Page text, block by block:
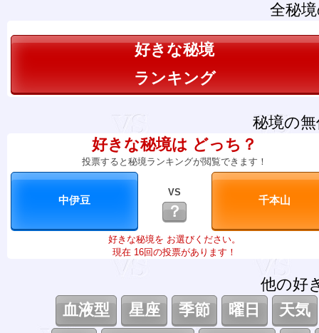
全秘
好きな秘境
ランキング
秘境の
好きな秘境は どっち？
投票すると秘境ランキングが閲覧できます！
VS
？
好きな秘境を お選びください。
現在 16回の投票があります！
他の好
血液型
星座 季節 曜日
天気